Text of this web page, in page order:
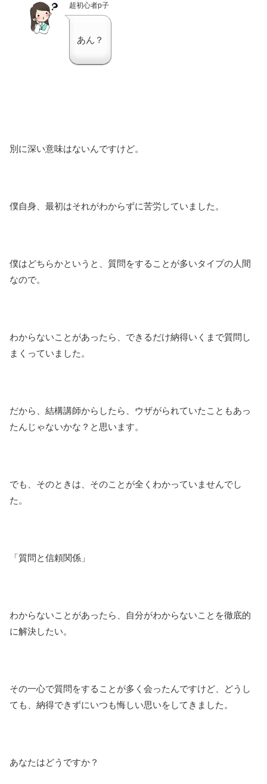
超初心者p子
あん？
別に深い意味はないんですけど。
僕自身、最初はそれがわからずに苦労していました。
僕はどちらかというと、質問をすることが多いタイプの人間
なので。
わからないことがあったら、できるだけ納得いくまで質問し
まくっていました。
だから、結構講師からしたら、ウザがられていたこともあっ
たんじゃないかな？と思います。
でも、そのときは、そのことが全くわかっていませんでし
た。
「質問と信頼関係」
わからないことがあったら、自分がわからないことを徹底的
に解決したい。
その一心で質問をすることが多く会ったんですけど、どうし
ても、納得できずにいつも悔しい思いをしてきました。
あなたはどうですか？